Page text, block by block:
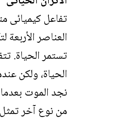
تفاعل كيميائى
العناصر
تستمر الحياة.
الحياة، ولكن
نجد الموت
من نوع آخر